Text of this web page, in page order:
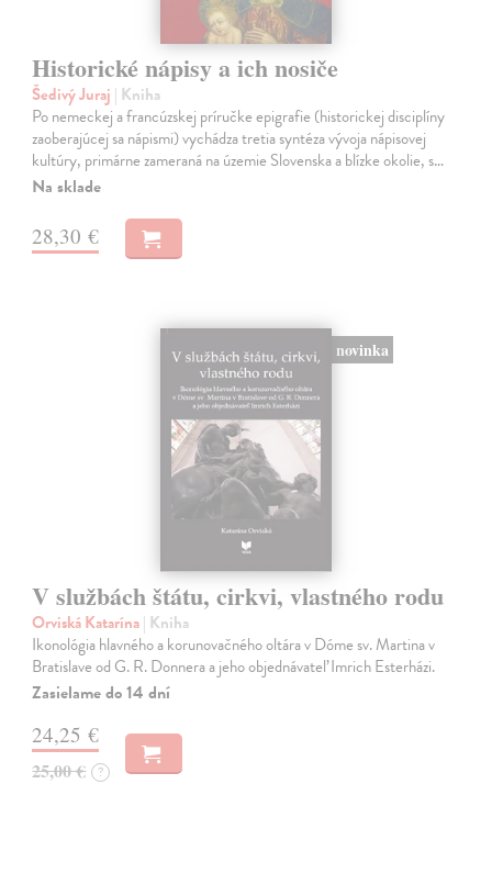
Historické nápisy a ich nosiče
Šedivý Juraj | Kniha
Po nemeckej a francúzskej príručke epigrafie (historickej disciplíny
zaoberajúcej sa nápismi) vychádza tretia syntéza vývoja nápisovej
kultúry, primárne zameraná na územie Slovenska a blízke okolie, s…
Na sklade
28,30 €
novinka
V službách štátu, cirkvi, vlastného rodu
Orviská Katarína| Kniha
Ikonológia hlavného a korunovačného oltára v Dóme sv. Martina v
Bratislave od G. R. Donnera a jeho objednávateľ Imrich Esterházi.
Zasielame do 14 dní
24,25 €
25,00 € ?